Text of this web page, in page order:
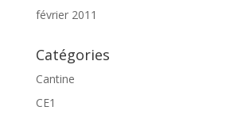
février 2011
Catégories
Cantine
CE1